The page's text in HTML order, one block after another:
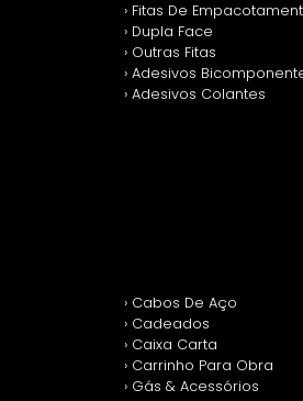
› Fitas De
› Dupla Face
› Outras Fitas
› Adesivos
› Adesivos Colantes
› Cabos De Aço
› Cadeados
› Caixa Carta
› Carrinho Para Obra
› Gás & Acessórios